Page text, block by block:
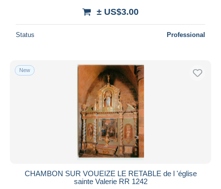
± US$3.00
Status Professional
New
CHAMBON SUR VOUEIZE LE RETABLE de l 'église
sainte Valerie RR 1242